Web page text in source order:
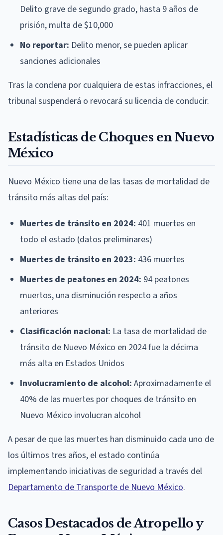
Delito grave de segundo grado, hasta 9 años de
prisión, multa de $10,000
No reportar: Delito menor, se pueden aplicar
sanciones adicionales
Tras la condena por cualquiera de estas infracciones, el
tribunal suspenderá o revocará su licencia de conducir.
Estadísticas de Choques en Nuevo
México
Nuevo México tiene una de las tasas de mortalidad de
tránsito más altas del país:
Muertes de tránsito en 2024: 401 muertes en
todo el estado (datos preliminares)
Muertes de tránsito en 2023: 436 muertes
Muertes de peatones en 2024: 94 peatones
muertos, una disminución respecto a años
anteriores
Clasificación nacional: La tasa de mortalidad de
tránsito de Nuevo México en 2024 fue la décima
más alta en Estados Unidos
Involucramiento de alcohol: Aproximadamente el
40% de las muertes por choques de tránsito en
Nuevo México involucran alcohol
A pesar de que las muertes han disminuido cada uno de
los últimos tres años, el estado continúa
implementando iniciativas de seguridad a través del
Departamento de Transporte de Nuevo México.
Casos Destacados de Atropello y